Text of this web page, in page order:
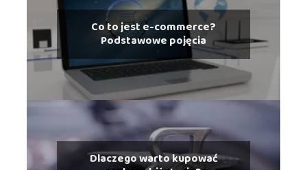
Co to jest e-commerce?
Podstawowe pojęcia
Dlaczego warto kupować